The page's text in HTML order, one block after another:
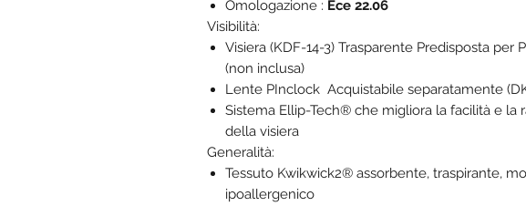
Omologazione : Ece 22.06
Visibilità:
Visiera (KDF-14-3) Trasparente Predisposta per
(non inclusa)
Lente PInclock Acquistabile separatamente
Sistema Ellip-Tech® che migliora la facilità e la
della visiera
Generalità:
Tessuto Kwikwick2® assorbente, traspirante,
ipoallergenico